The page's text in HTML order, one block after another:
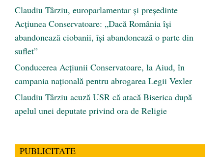
Claudiu Târziu, europarlamentar și președinte
Acțiunea Conservatoare: „Dacă România își
abandonează ciobanii, își abandonează o parte din
suflet”
Conducerea Acțiunii Conservatoare, la Aiud, în
campania națională pentru abrogarea Legii Vexler
Claudiu Târziu acuză USR că atacă Biserica după
apelul unei deputate privind ora de Religie
PUBLICITATE